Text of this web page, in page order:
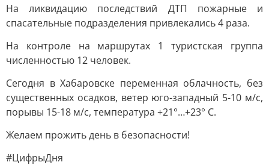
На ликвидацию последствий ДТП пожарные и
спасательные подразделения привлекались 4 раза.
На контроле на маршрутах 1 туристская группа
численностью 12 человек.
Сегодня в Хабаровске переменная облачность, без
существенных осадков, ветер юго-западный 5-10 м/с,
порывы 15-18 м/с, температура +21°…+23° С.
Желаем прожить день в безопасности!
#ЦифрыДня